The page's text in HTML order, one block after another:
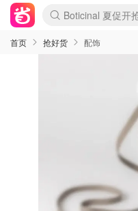
Boticinal 夏促开抢
4折！lulu周四疯
还没结束！
Joybuy变相75折
速领！Stanley独
疑似霸哥！
Zalando 奥莱闪
Moncler反季囤！
Coach Brooklyn
首页 抢好货 配饰